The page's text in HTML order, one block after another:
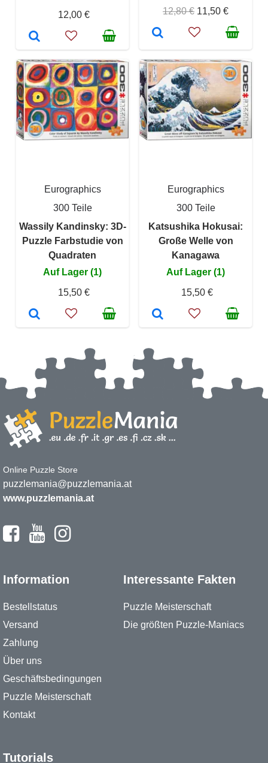
12,00 €
12,80 € 11,50 €
Eurographics
300 Teile
Wassily Kandinsky: 3D-
Puzzle Farbstudie von
Quadraten
Auf Lager (1)
15,50 €
Eurographics
300 Teile
Katsushika Hokusai:
Große Welle von
Kanagawa
Auf Lager (1)
15,50 €
Online Puzzle Store
puzzlemania@puzzlemania.at
www.puzzlemania.at
Information
Bestellstatus
Versand
Zahlung
Über uns
Geschäftsbedingungen
Puzzle Meisterschaft
Kontakt
Interessante Fakten
Puzzle Meisterschaft
Die größten Puzzle-Maniacs
Tutorials